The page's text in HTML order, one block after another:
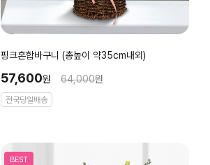
핑크혼합바구니 (총높이 약35cm내외)
57,600원 64,000원
전국당일배송
BEST